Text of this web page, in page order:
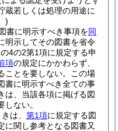
蔵若しくは処理の用途に
)
書に明示すべき事項を同
明示してその図書を省令
4の2第1項に規定する申
項の規定にかかわらず、
とを要しない。
この場
書に明示すべき全ての事
は、当該各項に掲げる図
ない。
は、 第1項に規定する図
に関し参考となる図書又